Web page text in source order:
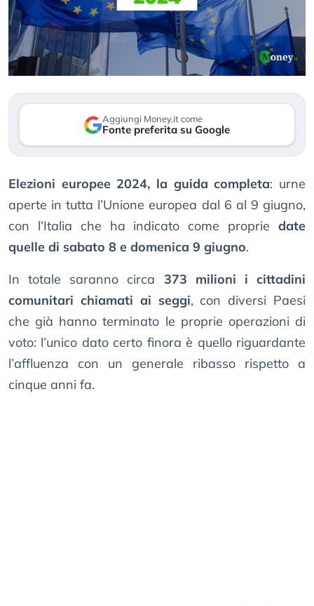
Aggiungi Money.it come
Fonte preferita su Google
Elezioni europee 2024, la guida completa: urne
aperte in tutta l’Unione europea dal 6 al 9 giugno,
con l’Italia che ha indicato come proprie date
quelle di sabato 8 e domenica 9 giugno.
In totale saranno circa 373 milioni i cittadini
comunitari chiamati ai seggi, con diversi Paesi
che già hanno terminato le proprie operazioni di
voto: l’unico dato certo finora è quello riguardante
l’affluenza con un generale ribasso rispetto a
cinque anni fa.